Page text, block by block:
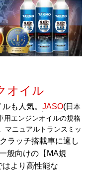
オイル
も人気。 JASO(日 本
用エンジンオイルの規格
マニュアルトランスミッ
ラッチ搭載車に適し
般向けの【MA規
より高性能な